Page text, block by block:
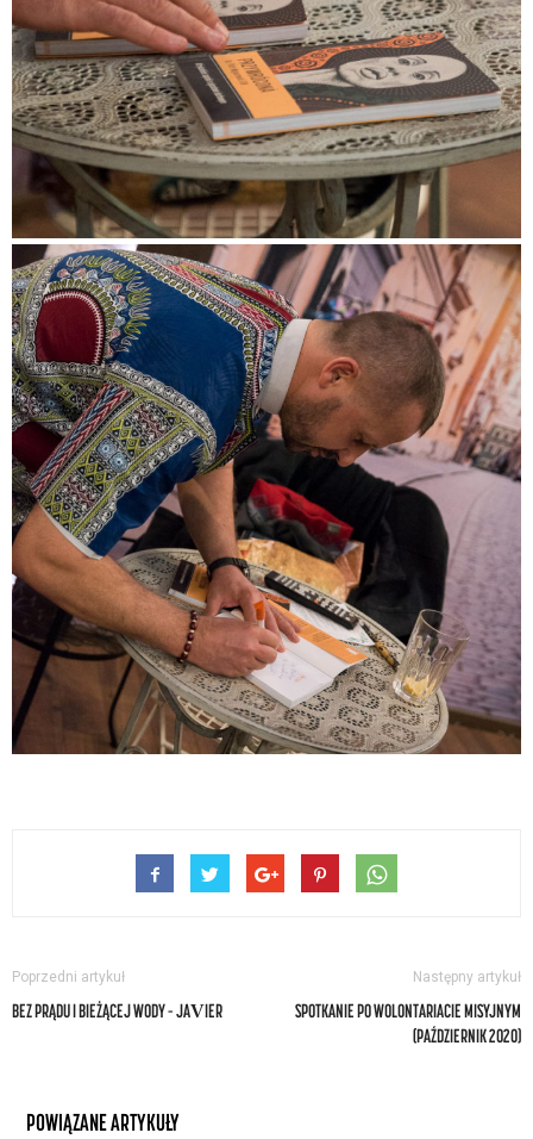
Poprzedni artykuł
BEZ PRĄDU I BIEŻĄCEJ WODY – JAVIER
Następny artykuł
SPOTKANIE PO WOLONTARIACIE MISYJNYM
(PAŹDZIERNIK 2020)
POWIĄZANE ARTYKUŁY